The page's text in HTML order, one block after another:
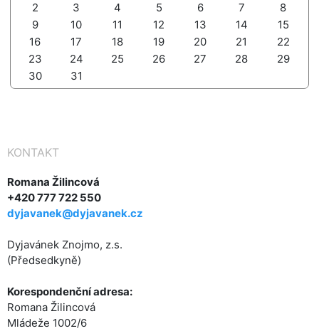
2
3 4 5 6 7
8
9
10 11 12 13 14
15
16
17 18 19 20 21
22
23
24 25 26 27 28
29
30
31
KONTAKT
Romana Žilincová
+420 777 722 550
dyjavanek@dyjavanek.cz
Dyjavánek Znojmo, z.s.
(Předsedkyně)
Korespondenční adresa:
Romana Žilincová
Mládeže 1002/6